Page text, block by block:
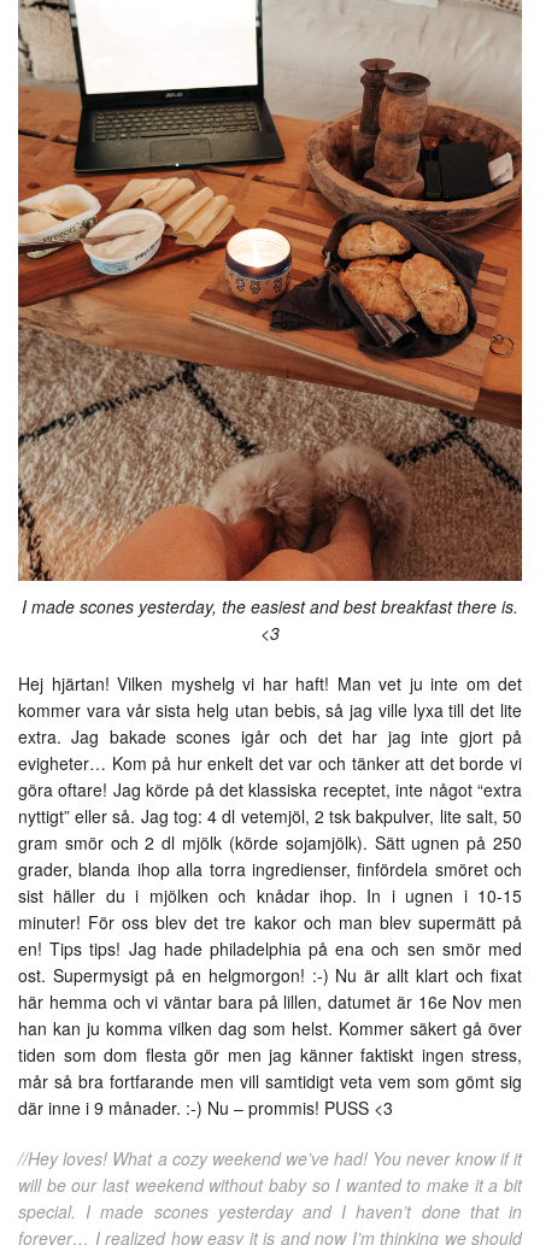
I made scones yesterday, the easiest and best breakfast there is.
<3
Hej hjärtan! Vilken myshelg vi har haft! Man vet ju inte om det
kommer vara vår sista helg utan bebis, så jag ville lyxa till det lite
extra. Jag bakade scones igår och det har jag inte gjort på
evigheter… Kom på hur enkelt det var och tänker att det borde vi
göra oftare! Jag körde på det klassiska receptet, inte något “extra
nyttigt” eller så. Jag tog: 4 dl vetemjöl, 2 tsk bakpulver, lite salt, 50
gram smör och 2 dl mjölk (körde sojamjölk). Sätt ugnen på 250
grader, blanda ihop alla torra ingredienser, finfördela smöret och
sist häller du i mjölken och knådar ihop. In i ugnen i 10-15
minuter! För oss blev det tre kakor och man blev supermätt på
en! Tips tips! Jag hade philadelphia på ena och sen smör med
ost. Supermysigt på en helgmorgon! :-) Nu är allt klart och fixat
här hemma och vi väntar bara på lillen, datumet är 16e Nov men
han kan ju komma vilken dag som helst. Kommer säkert gå över
tiden som dom flesta gör men jag känner faktiskt ingen stress,
mår så bra fortfarande men vill samtidigt veta vem som gömt sig
där inne i 9 månader. :-) Nu – prommis! PUSS <3
//Hey loves! What a cozy weekend we’ve had! You never know if it
will be our last weekend without baby so I wanted to make it a bit
special. I made scones yesterday and I haven’t done that in
forever… I realized how easy it is and now I’m thinking we should